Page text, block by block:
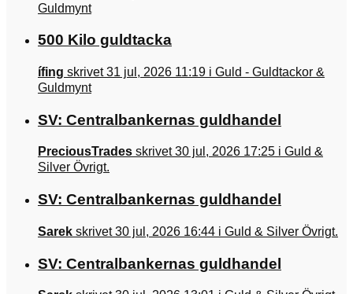
Guldmynt
500 Kilo guldtacka
ífing skrivet 31 jul, 2026 11:19 i Guld - Guldtackor &
Guldmynt
SV: Centralbankernas guldhandel
PreciousTrades skrivet 30 jul, 2026 17:25 i Guld &
Silver Övrigt.
SV: Centralbankernas guldhandel
Sarek skrivet 30 jul, 2026 16:44 i Guld & Silver Övrigt.
SV: Centralbankernas guldhandel